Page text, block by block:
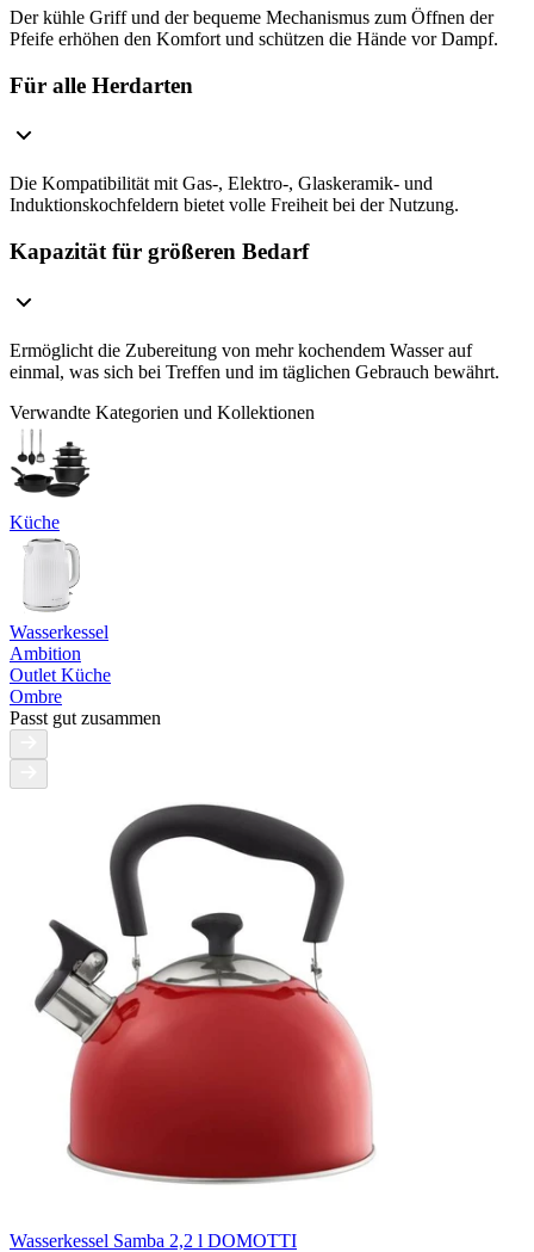
Der kühle Griff und der bequeme Mechanismus zum Öffnen der
Pfeife erhöhen den Komfort und schützen die Hände vor Dampf.
Für alle Herdarten
Die Kompatibilität mit Gas-, Elektro-, Glaskeramik- und
Induktionskochfeldern bietet volle Freiheit bei der Nutzung.
Kapazität für größeren Bedarf
Ermöglicht die Zubereitung von mehr kochendem Wasser auf
einmal, was sich bei Treffen und im täglichen Gebrauch bewährt.
Verwandte Kategorien und Kollektionen
Küche
Wasserkessel
Ambition
Outlet Küche
Ombre
Passt gut zusammen
Wasserkessel Samba 2,2 l DOMOTTI